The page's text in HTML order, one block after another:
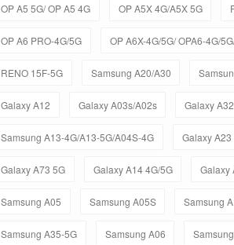
OP A5 5G/ OP A5 4G OP A5X 4G/A5X 5G
OP A6 PRO-4G/5G OP A6X-4G/5G/ OPA6-4G/
RENO 15F-5G Samsung A20/A30
Galaxy A12 Galaxy A03s/A02s Galaxy
Samsung A13-4G/A13-5G/A04S-4G Galaxy A23
Galaxy A73 5G Galaxy A14 4G/5G Galaxy
Samsung A05 Samsung A05S Samsung
Samsung A35-5G Samsung A06